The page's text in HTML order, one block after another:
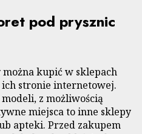
pod prysznic
kupić w sklepach
stronie internetowej.
z możliwością
miejsca to inne sklepy
apteki. Przed zakupem